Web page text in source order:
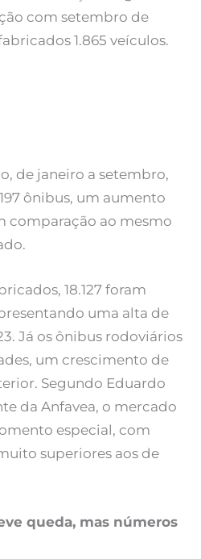
com setembro de
1.865 veículos.
de janeiro a setembro,
ônibus, um aumento
comparação ao mesmo
18.127 foram
uma alta de
Já os ônibus rodoviários
um crescimento de
Segundo Eduardo
da Anfavea, o mercado
especial, com
superiores aos de
queda, mas números